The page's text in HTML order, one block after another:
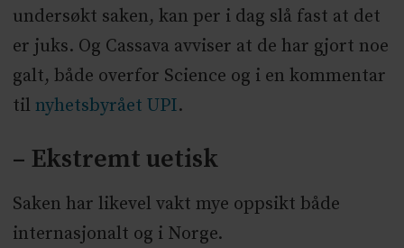
undersøkt saken, kan per i dag slå fast at det
er juks. Og Cassava avviser at de har gjort noe
galt, både overfor Science og i en kommentar
til nyhetsbyrået UPI.
– Ekstremt uetisk
Saken har likevel vakt mye oppsikt både
internasjonalt og i Norge.